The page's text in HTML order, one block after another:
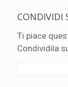
CONDIVIDI
Ti piace
Condividila